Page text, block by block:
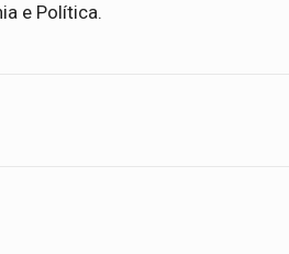
e Política.